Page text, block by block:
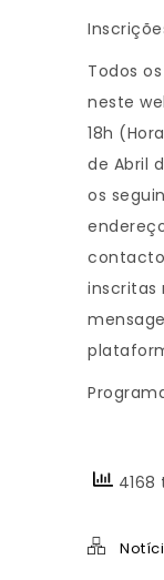
Todos
neste
18h
de Abril
os
inscritas
4168